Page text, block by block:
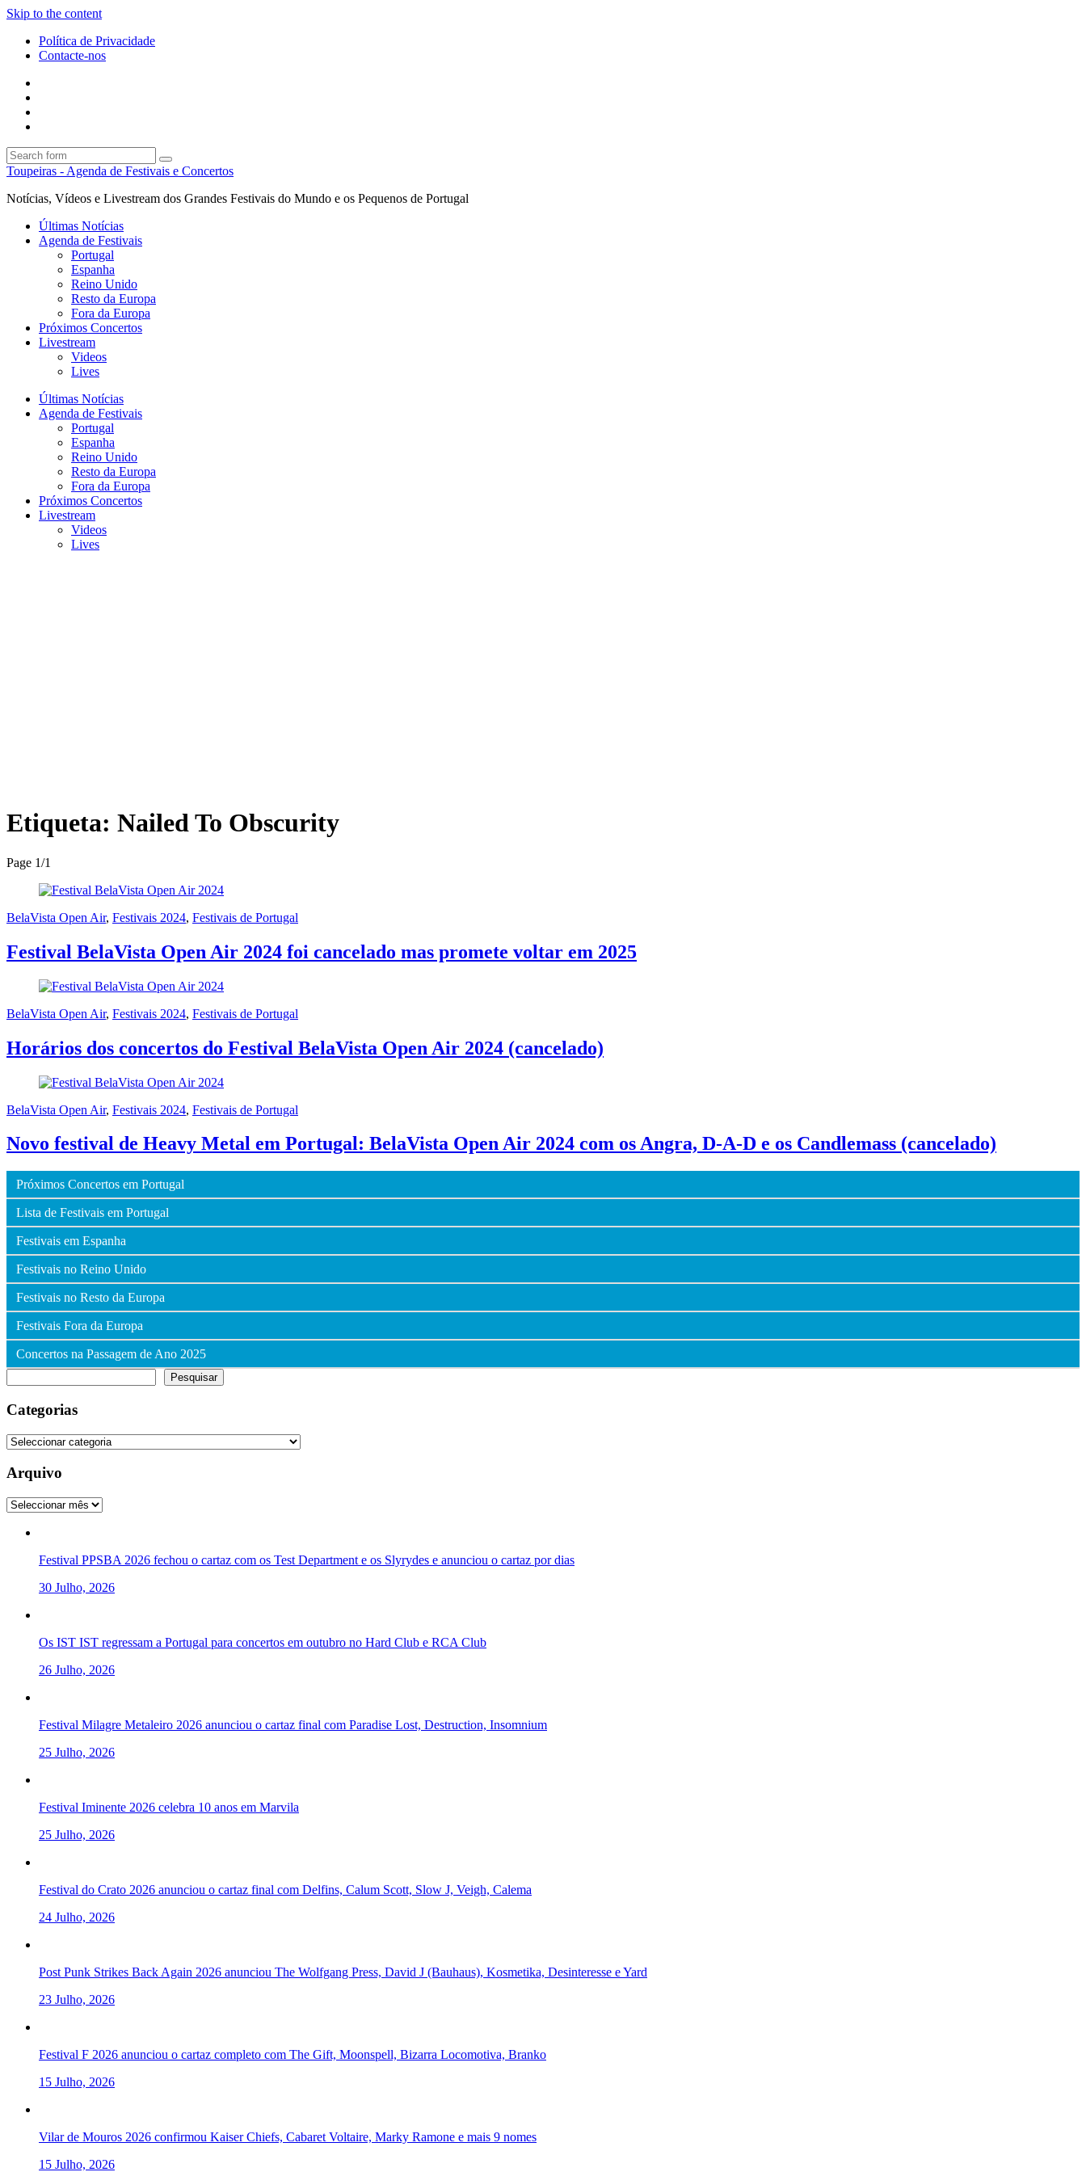
Skip to the content
Política de Privacidade
Contacte-nos
Search
Toupeiras - Agenda de Festivais e Concertos
Notícias, Vídeos e Livestream dos Grandes Festivais do Mundo e os Pequenos de Portugal
Últimas Notícias
Agenda de Festivais
Portugal
Espanha
Reino Unido
Resto da Europa
Fora da Europa
Próximos Concertos
Livestream
Videos
Lives
Últimas Notícias
Agenda de Festivais
Portugal
Espanha
Reino Unido
Resto da Europa
Fora da Europa
Próximos Concertos
Livestream
Videos
Lives
Etiqueta: Nailed To Obscurity
Page 1/1
BelaVista Open Air, Festivais 2024, Festivais de Portugal
Festival BelaVista Open Air 2024 foi cancelado mas promete voltar em 2025
BelaVista Open Air, Festivais 2024, Festivais de Portugal
Horários dos concertos do Festival BelaVista Open Air 2024 (cancelado)
BelaVista Open Air, Festivais 2024, Festivais de Portugal
Novo festival de Heavy Metal em Portugal: BelaVista Open Air 2024 com os Angra, D-A-D e os Candlemass (cancelado)
Próximos Concertos em Portugal
Lista de Festivais em Portugal
Festivais em Espanha
Festivais no Reino Unido
Festivais no Resto da Europa
Festivais Fora da Europa
Concertos na Passagem de Ano 2025
Pesquisar
Categorias
Categorias
Arquivo
Arquivo
Festival PPSBA 2026 fechou o cartaz com os Test Department e os Slyrydes e anunciou o cartaz por dias
30 Julho, 2026
Os IST IST regressam a Portugal para concertos em outubro no Hard Club e RCA Club
26 Julho, 2026
Festival Milagre Metaleiro 2026 anunciou o cartaz final com Paradise Lost, Destruction, Insomnium
25 Julho, 2026
Festival Iminente 2026 celebra 10 anos em Marvila
25 Julho, 2026
Festival do Crato 2026 anunciou o cartaz final com Delfins, Calum Scott, Slow J, Veigh, Calema
24 Julho, 2026
Post Punk Strikes Back Again 2026 anunciou The Wolfgang Press, David J (Bauhaus), Kosmetika, Desinteresse e Yard
23 Julho, 2026
Festival F 2026 anunciou o cartaz completo com The Gift, Moonspell, Bizarra Locomotiva, Branko
15 Julho, 2026
Vilar de Mouros 2026 confirmou Kaiser Chiefs, Cabaret Voltaire, Marky Ramone e mais 9 nomes
15 Julho, 2026